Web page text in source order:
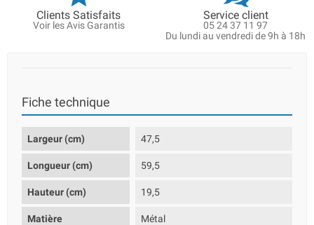
Clients Satisfaits
Voir les Avis Garantis
Service client
05 24 37 11 97
Du lundi au vendredi de 9h à 18h
Fiche technique
Largeur (cm) 47,5
Longueur (cm) 59,5
Hauteur (cm) 19,5
Matière Métal